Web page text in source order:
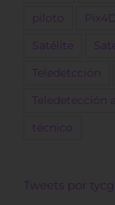
piloto
Satélite
Teledetcción
Teledetección
técnico
Tweets por